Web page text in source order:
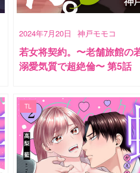
2024年7月20日 神戸モモコ
若女将契約。〜老舗旅館の
溺愛気質で超絶倫〜 第5話
TL